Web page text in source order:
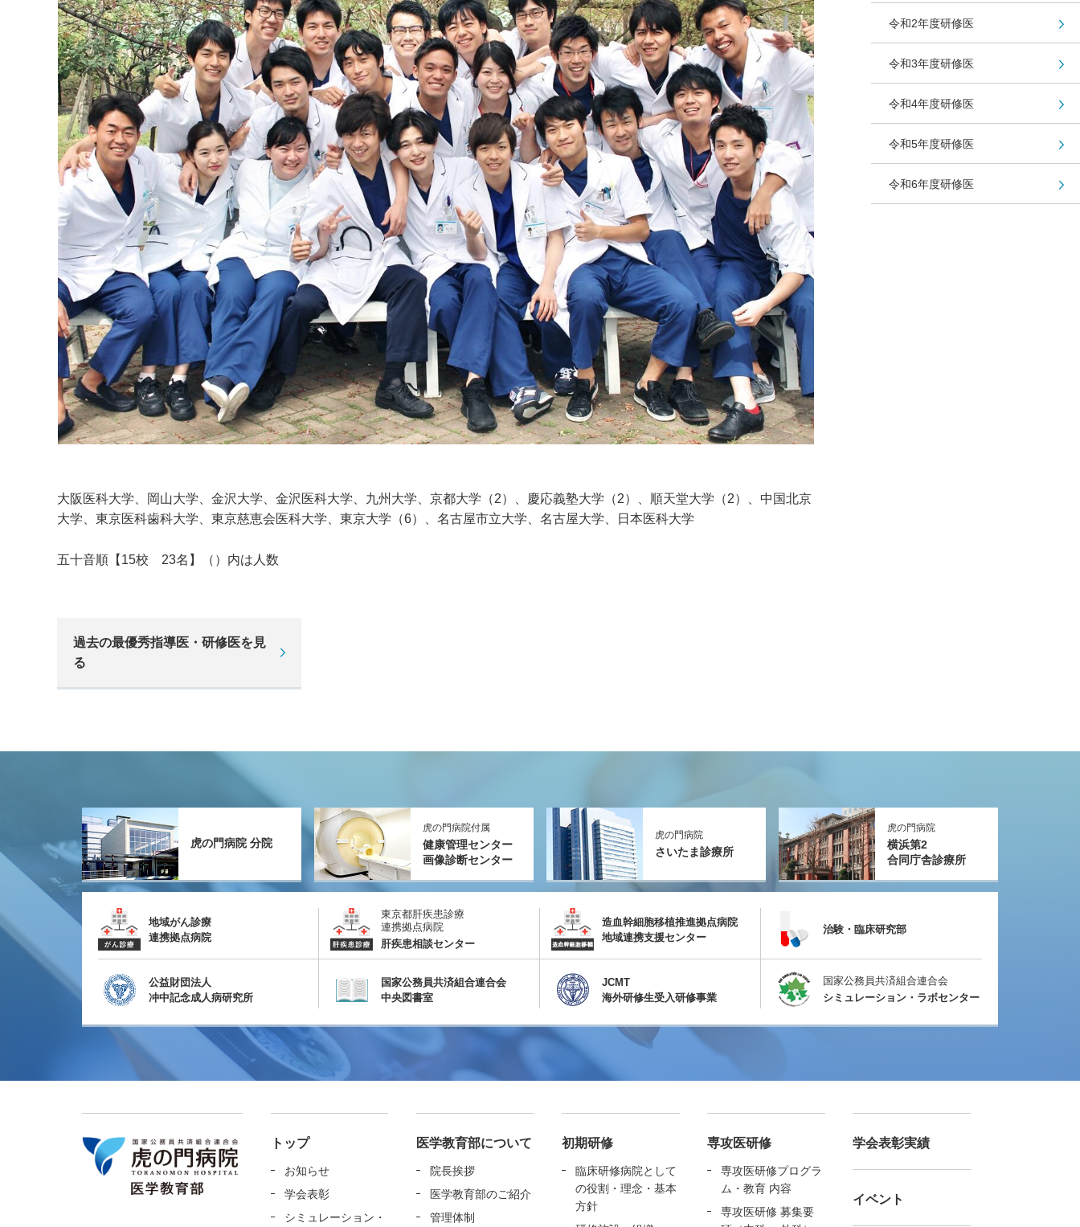
大阪医科大学、岡山大学、金沢大学、金沢医科大学、九州大学、京都大学（2）、慶応義塾大学（2）、順天堂大学（2）、中国北京
大学、東京医科歯科大学、東京慈恵会医科大学、東京大学（6）、名古屋市立大学、名古屋大学、日本医科大学
五十音順【 15校 23名】（）内は人数
過去の最優秀指導医・研修医を見
る
令和2年度研修医
令和3年度研修医
令和4年度研修医
令和5年度研修医
令和6年度研修医
虎の門病院 分院
虎の門病院付属
健康管理センター
画像診断センター
虎の門病院
さいたま診療所
虎の門病院
横浜第2
合同庁舎診療所
地域がん診療
連携拠点病院
東京都肝疾患診療
連携拠点病院
肝疾患相談センター
造血幹細胞移植推進拠点病院
地域連携支援センター
治験・臨床研究部
公益財団法人
冲中記念成人病研究所
国家公務員共済組合連合会
中央図書室
JCMT
海外研修生受入研修事業
国家公務員共済組合連合会
シミュレーション・ラボセンター
トップ
お知らせ
学会表彰
シミュレーション・
医学教育部について
院長挨拶
医学教育部のご紹介
管理体制
初期研修
臨床研修病院として
の役割・理念・基本
方針
専攻医研修
専攻医研修プログラ
ム・教育 内容
専攻医研修 募集要
学会表彰実績
イベント